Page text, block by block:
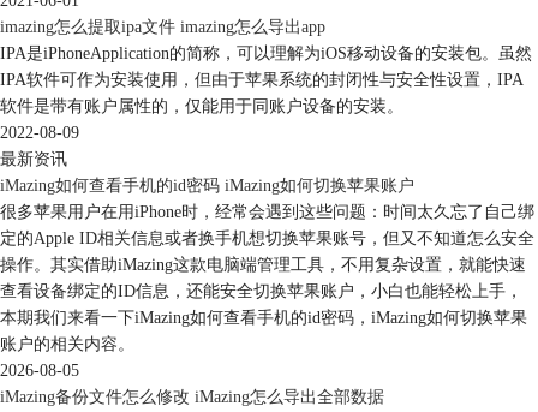
imazing怎么提取ipa文件 imazing怎么导出app
IPA是iPhoneApplication的简称，可以理解为iOS移动设备的安装包。虽然
IPA软件可作为安装使用，但由于苹果系统的封闭性与安全性设置，IPA
软件是带有账户属性的，仅能用于同账户设备的安装。
2022-08-09
最新资讯
iMazing如何查看手机的id密码 iMazing如何切换苹果账户
很多苹果用户在用iPhone时，经常会遇到这些问题：时间太久忘了自己绑
定的Apple ID相关信息或者换手机想切换苹果账号，但又不知道怎么安全
操作。其实借助iMazing这款电脑端管理工具，不用复杂设置，就能快速
查看设备绑定的ID信息，还能安全切换苹果账户，小白也能轻松上手，
本期我们来看一下iMazing如何查看手机的id密码，iMazing如何切换苹果
账户的相关内容。
2026-08-05
iMazing备份文件怎么修改 iMazing怎么导出全部数据